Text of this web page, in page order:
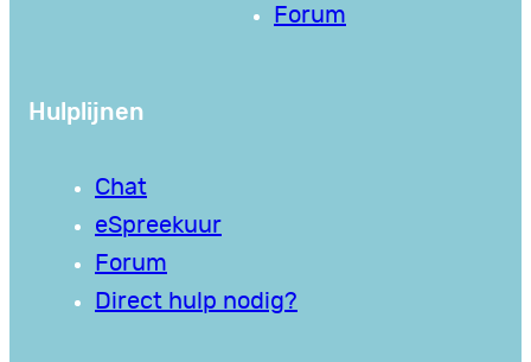
Forum
Hulplijnen
Chat
eSpreekuur
Forum
Direct hulp nodig?